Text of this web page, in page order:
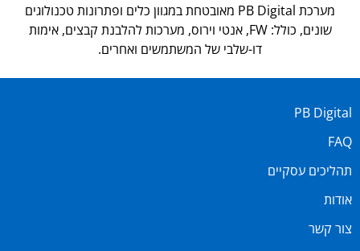
מערכת PB Digital מאובטחת במגוון כלים ופתרונות טכנולוגים
שונים, כולל: FW, אנטי וירוס, מערכות להלבנת קבצים, אימות
דו-שלבי של המשתמשים ואחרים.
PB Digital
FAQ
תהליכים עסקיים
אודות
צור קשר